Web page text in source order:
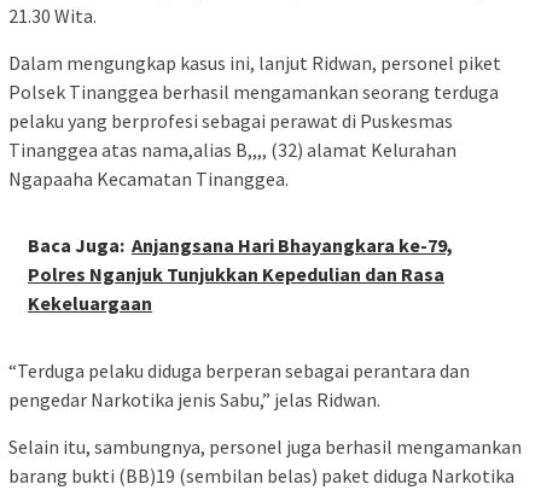
21.30 Wita.
Dalam mengungkap kasus ini, lanjut Ridwan, personel piket
Polsek Tinanggea berhasil mengamankan seorang terduga
pelaku yang berprofesi sebagai perawat di Puskesmas
Tinanggea atas nama,alias B,,,, (32) alamat Kelurahan
Ngapaaha Kecamatan Tinanggea.
Baca Juga: Anjangsana Hari Bhayangkara ke-79,
Polres Nganjuk Tunjukkan Kepedulian dan Rasa
Kekeluargaan
“Terduga pelaku diduga berperan sebagai perantara dan
pengedar Narkotika jenis Sabu,” jelas Ridwan.
Selain itu, sambungnya, personel juga berhasil mengamankan
barang bukti (BB)19 (sembilan belas) paket diduga Narkotika